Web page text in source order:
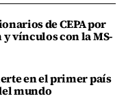
de CEPA por
vínculos con la MS-
en el primer país
mundo